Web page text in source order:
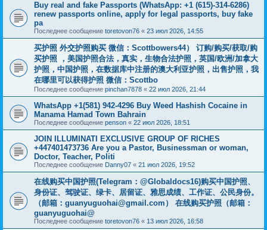
Buy real and fake Passports (WhatsApp: +1 (615)-314-6286)
renew passports online, apply for legal passports, buy fake
pa
Последнее сообщение toretovon76 « 23 июл 2026, 14:55
买护照 外交护照购买 微信：Scottbowers44） 订购/购买/获取/购
买护照 ，美国护照合法，真实，生物合法护照，英国/欧洲/加拿大
护照，中国护照，在数据库中注册的澳大利亚护照，出售护照，我
在哪里可以获得护照 微信：Scottbo
Последнее сообщение pinchan7878 « 22 июл 2026, 21:44
WhatsApp +1(581) 942-4296 Buy Weed Hashish Cocaine in
Manama Hamad Town Bahrain
Последнее сообщение penson « 22 июл 2026, 18:51
JOIN ILLUMINATI EXCLUSIVE GROUP OF RICHES
+447401473736 Are you a Pastor, Businessman or woman,
Doctor, Teacher, Politi
Последнее сообщение Danny07 « 21 июл 2026, 19:52
在线购买中国护照(Telegram：@Globaldocs16)购买中国护照、
身份证、驾驶证、绿卡、居留证、雅思成绩、工作证、公民身份。
（邮箱： guanyuguohai@gmail.com ） 在线购买护照（邮箱：
guanyuguohai@
Последнее сообщение toretovon76 « 13 июл 2026, 16:58